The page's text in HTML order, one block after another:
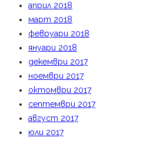
април 2018
март 2018
февруари 2018
януари 2018
декември 2017
ноември 2017
октомври 2017
септември 2017
август 2017
юли 2017